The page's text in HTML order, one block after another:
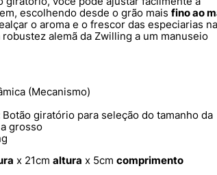
escolhendo desde o grão mais fino ao
o aroma e o frescor das especiarias
alemã da Zwilling a um manuseio
(Mecanismo)
Botão giratório para seleção do tamanho da
grosso
x 21cm altura x 5cm comprimento